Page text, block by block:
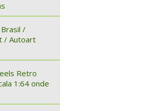
/
/ Autoart
Retro
1:64 onde